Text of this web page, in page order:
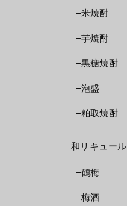
米焼酎
芋焼酎
黒糖焼酎
泡盛
粕取焼酎
和リキュール
鶴梅
梅酒